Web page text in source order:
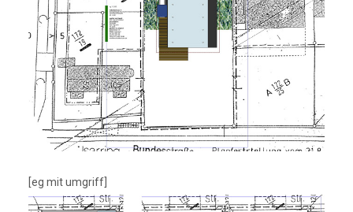
[eg mit umgriff]